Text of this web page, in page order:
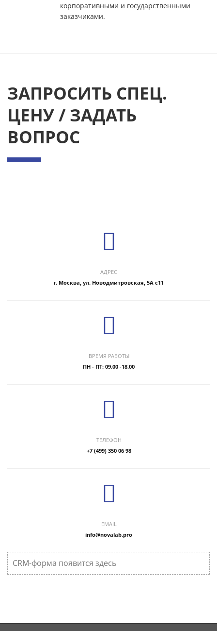
корпоративными и государственными
заказчиками.
ЗАПРОСИТЬ СПЕЦ.
ЦЕНУ / ЗАДАТЬ
ВОПРОС
CRM-форма появится здесь
АДРЕС
г. Москва, ул. Новодмитровская, 5А с11
ВРЕМЯ РАБОТЫ
ПН - ПТ: 09.00 -18.00
ТЕЛЕФОН
+7 (499) 350 06 98
EMAIL
info@novalab.pro